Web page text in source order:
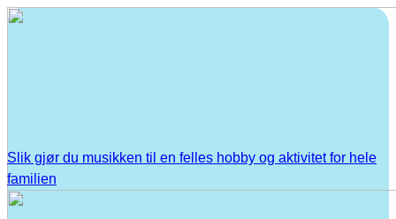
Slik gjør du musikken til en felles hobby og aktivitet for hele
familien